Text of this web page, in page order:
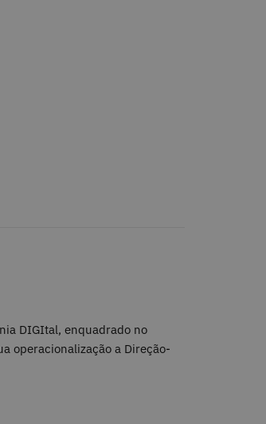
DIGItal, enquadrado no
operacionalização a Direção-